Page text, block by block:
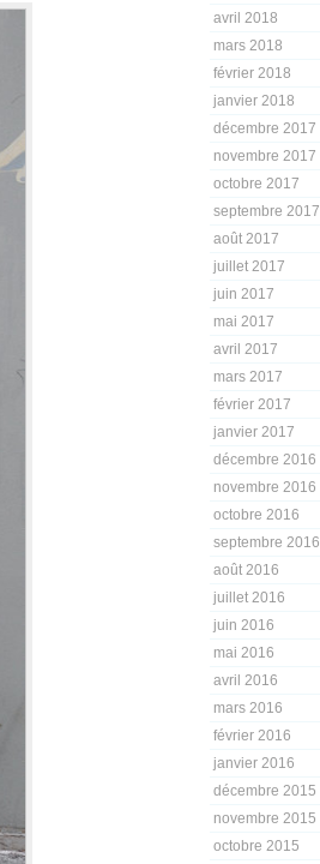
avril 2018
mars 2018
février 2018
janvier 2018
décembre 2017
novembre 2017
octobre 2017
septembre 2017
août 2017
juillet 2017
juin 2017
mai 2017
avril 2017
mars 2017
février 2017
janvier 2017
décembre 2016
novembre 2016
octobre 2016
septembre 2016
août 2016
juillet 2016
juin 2016
mai 2016
avril 2016
mars 2016
février 2016
janvier 2016
décembre 2015
novembre 2015
octobre 2015